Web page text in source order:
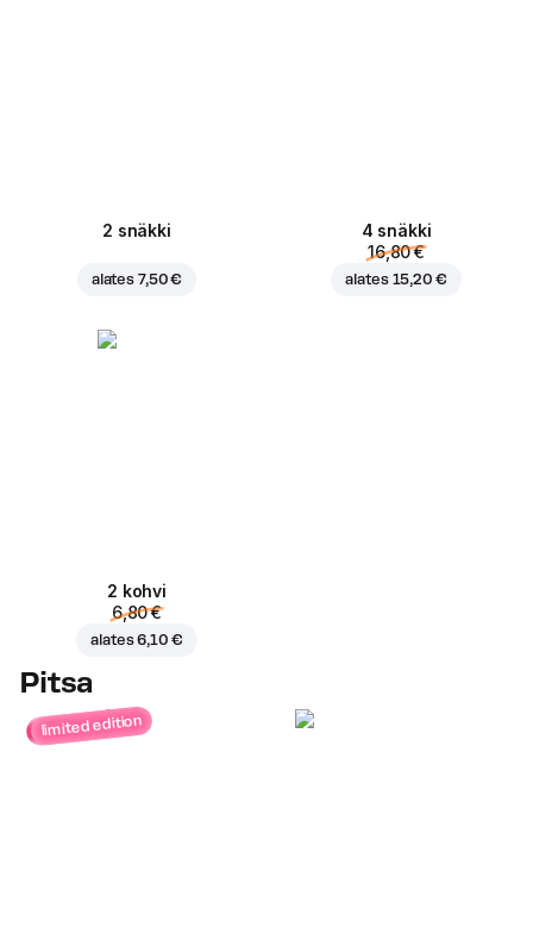
2 snäkki
alates 7,50 €
4 snäkki
16,80 €
alates 15,20 €
2 kohvi
6,80 €
alates6,10 €
Pitsa
limited edition